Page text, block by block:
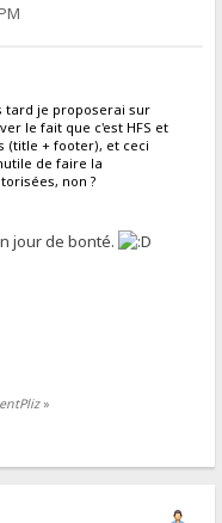
tard je proposerai sur
le fait que c'est HFS et
(title + footer), et ceci
de faire la
non ?
jour de bonté.
»